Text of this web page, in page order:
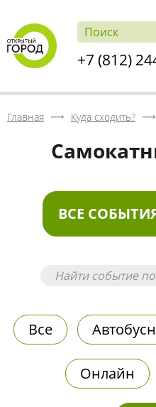
+7 (812)
Главная Куда сходить?
ВСЕ
Все
Онлайн